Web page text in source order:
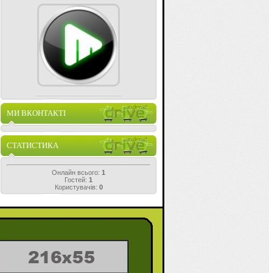
МИ ВКОНТАКТІ
СТАТИСТИКА
Онлайн всього: 1
Гостей: 1
Користувачів: 0